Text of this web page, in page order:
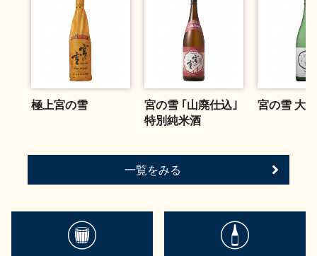
極上宮の雪
宮の雪 ｢山廃仕込｣
特別純米酒
宮の雪 大
一覧をみる